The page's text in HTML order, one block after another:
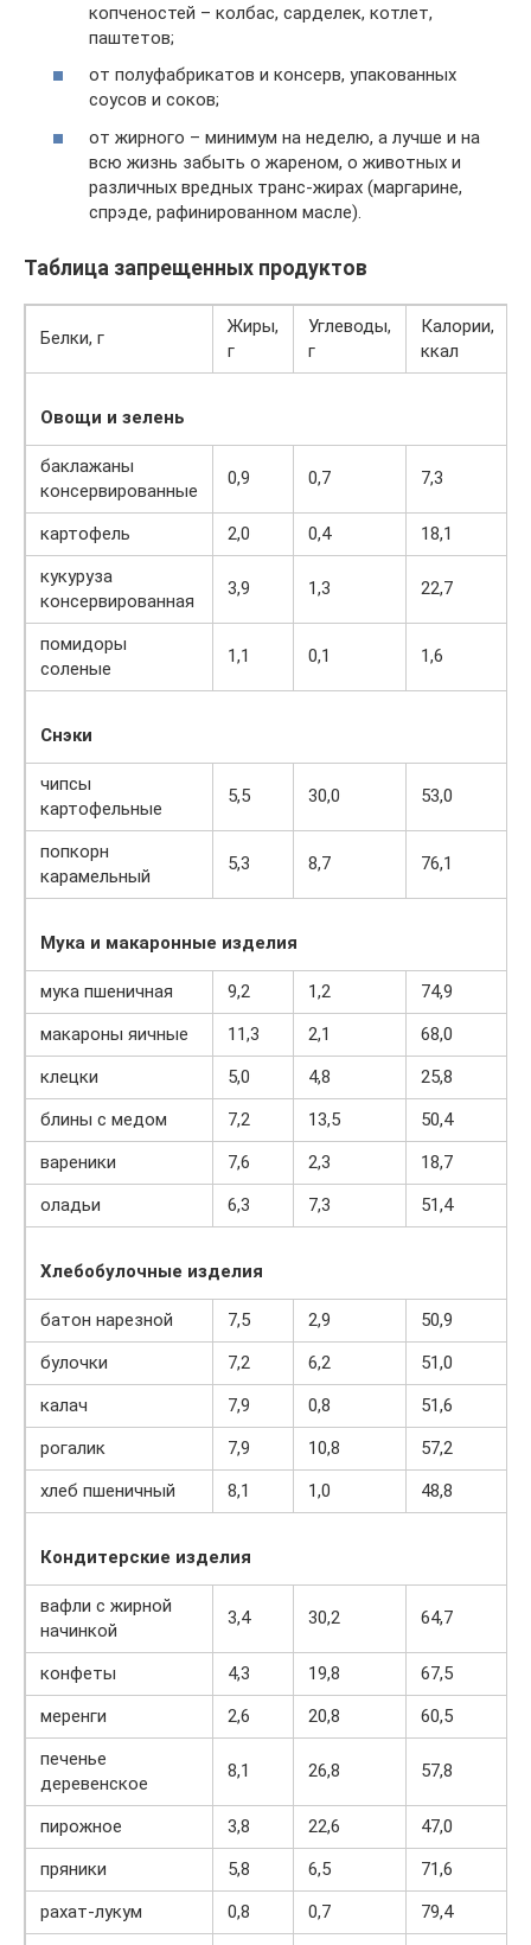
копченостей – колбас, сарделек, котлет,
паштетов;
от полуфабрикатов и консерв, упакованных
соусов и соков;
от жирного – минимум на неделю, а лучше и на
всю жизнь забыть о жареном, о животных и
различных вредных транс-жирах (маргарине,
спрэде, рафинированном масле).
Таблица запрещенных продуктов
Белки, г
Жиры,
г
Углеводы,
г
Калории,
ккал
Овощи и зелень
баклажаны
консервированные
0,9 0,7 7,3
картофель 2,0 0,4 18,1
кукуруза
консервированная
3,9 1,3 22,7
помидоры
соленые
1,1 0,1 1,6
Снэки
чипсы
картофельные
5,5 30,0 53,0
попкорн
карамельный
5,3 8,7 76,1
Мука и макаронные изделия
мука пшеничная 9,2 1,2 74,9
макароны яичные
11,3 2,1 68,0
клецки
5,0 4,8 25,8
блины с медом
7,2 13,5 50,4
вареники
7,6 2,3 18,7
оладьи
6,3 7,3 51,4
Хлебобулочные изделия
батон нарезной 7,5 2,9 50,9
булочки
7,2 6,2 51,0
калач
7,9 0,8 51,6
рогалик
7,9 10,8 57,2
хлеб пшеничный
8,1 1,0 48,8
Кондитерские изделия
вафли с жирной
начинкой
3,4 30,2 64,7
конфеты 4,3 19,8 67,5
меренги
2,6 20,8 60,5
печенье
деревенское
8,1 26,8 57,8
пирожное 3,8 22,6 47,0
пряники
5,8 6,5 71,6
рахат-лукум
0,8 0,7 79,4